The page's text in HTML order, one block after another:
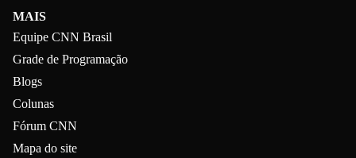
MAIS
Equipe CNN Brasil
Grade de Programação
Blogs
Colunas
Fórum CNN
Mapa do site